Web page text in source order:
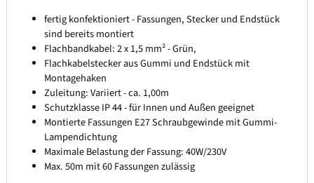
fertig konfektioniert - Fassungen, Stecker und Endstück
sind bereits montiert
Flachbandkabel: 2 x 1,5 mm² - Grün,
Flachkabelstecker aus Gummi und Endstück mit
Montagehaken
Zuleitung: Variiert - ca. 1,00m
Schutzklasse IP 44 - für Innen und Außen geeignet
Montierte Fassungen E27 Schraubgewinde mit Gummi-
Lampendichtung
Maximale Belastung der Fassung: 40W/230V
Max. 50m mit 60 Fassungen zulässig